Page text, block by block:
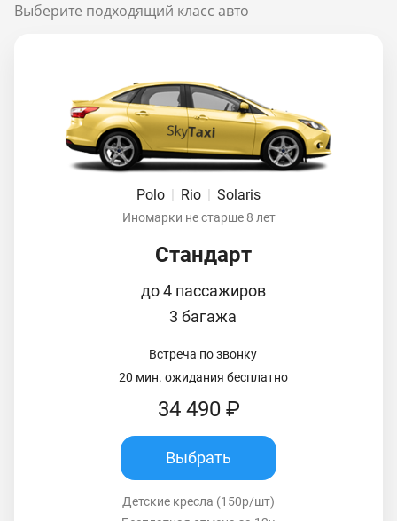
Выберите подходящий класс авто
Polo | Rio | Solaris
Иномарки не старше 8 лет
Стандарт
до 4 пассажиров
3 багажа
Встреча по звонку
20 мин. ожидания бесплатно
34 490 ₽
Выбрать
Детские кресла (150р/шт)